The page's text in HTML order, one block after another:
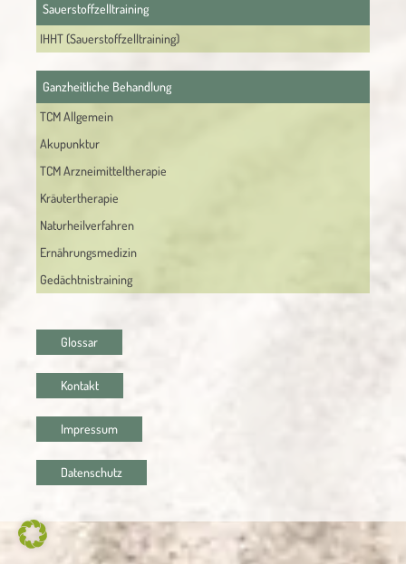
Sauerstoffzelltraining
IHHT (Sauerstoffzelltraining)
Ganzheitliche Behandlung
TCM Allgemein
Akupunktur
TCM Arzneimitteltherapie
Kräutertherapie
Naturheilverfahren
Ernährungsmedizin
Gedächtnistraining
Glossar
Kontakt
Impressum
Datenschutz